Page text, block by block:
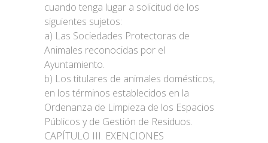
cuando tenga lugar a solicitud de los
siguientes sujetos:
a) Las Sociedades Protectoras de
Animales reconocidas por el
Ayuntamiento.
b) Los titulares de animales domésticos,
en los términos establecidos en la
Ordenanza de Limpieza de los Espacios
Públicos y de Gestión de Residuos.
CAPÍTULO III. EXENCIONES